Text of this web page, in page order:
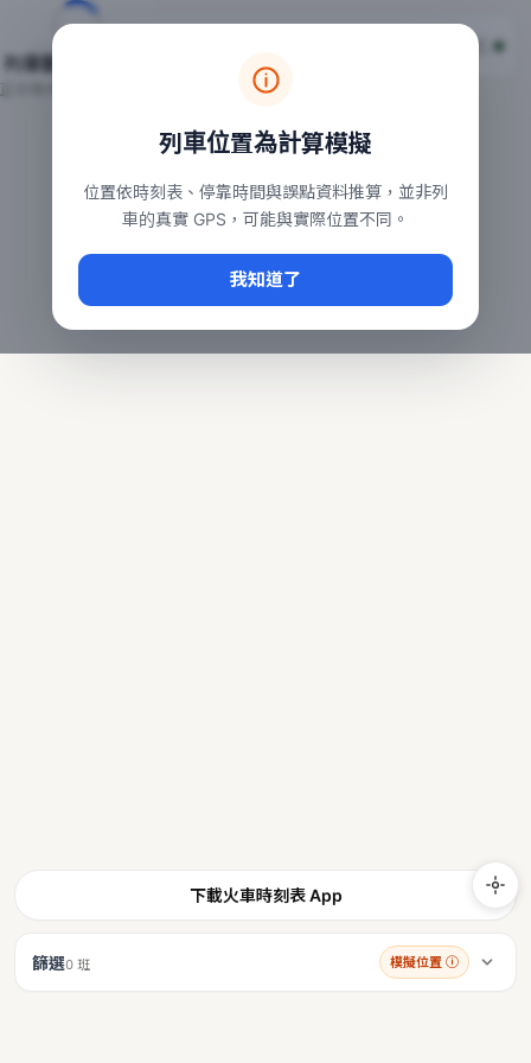
台鐵列車即時位置地圖
本頁顯示目前全台鐵運行中的列車位置，涵蓋自強、普悠瑪、
常用查詢：
、台中車站即時動態
台鐵即時動態
下載火車時刻表 App
篩選0 班 模擬位置 ⓘ
列車位置為計算模擬
位置依時刻表、停靠時間與誤點資料推算，並非列
車的真實 GPS，可能與實際位置不同。
我知道了
列車動態載入中…